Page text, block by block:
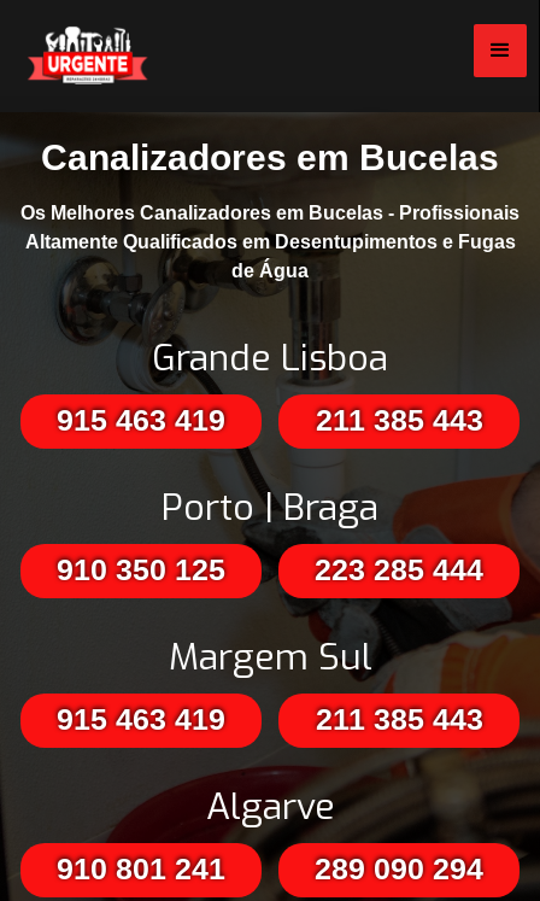
Canalizadores em Bucelas
Os Melhores Canalizadores em Bucelas - Profissionais
Altamente Qualificados em Desentupimentos e Fugas
de Água
Grande Lisboa
915 463 419 211 385 443
Porto | Braga
910 350 125 223 285 444
Margem Sul
915 463 419 211 385 443
Algarve
910 801 241 289 090 294